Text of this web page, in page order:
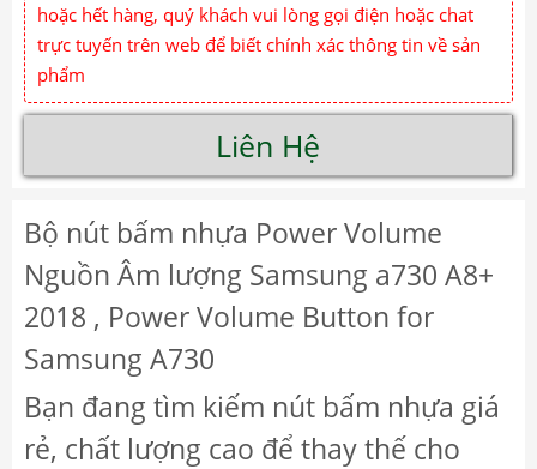
hoặc hết hàng, quý khách vui lòng gọi điện hoặc chat
trực tuyến trên web để biết chính xác thông tin về sản
phẩm
Liên Hệ
Bộ nút bấm nhựa Power Volume
Nguồn Âm lượng Samsung a730 A8+
2018 , Power Volume Button for
Samsung A730
Bạn đang tìm kiếm nút bấm nhựa giá
rẻ, chất lượng cao để thay thế cho